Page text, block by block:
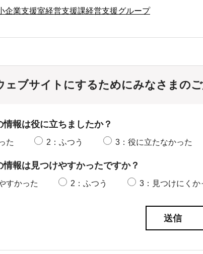
企業支援室経営支援課経営支援グループ
ェブサイトにするためにみなさまの
情報は役に立ちましたか？
た 2：ふつう 3：役に立たなかった
情報は見つけやすかったですか？
すかった 2：ふつう 3：見つけにくか